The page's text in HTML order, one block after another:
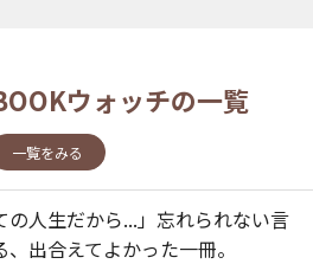
ウォッチの一覧
一覧をみる
の人生だから...」忘れられない言
出合えてよかった一冊。